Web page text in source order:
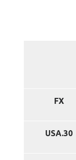
FX
USA.30